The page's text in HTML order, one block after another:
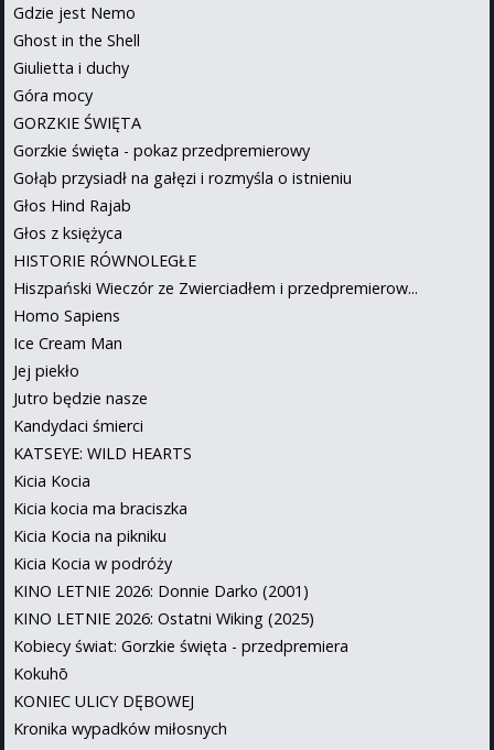
Gdzie jest Nemo
Ghost in the Shell
Giulietta i duchy
Góra mocy
GORZKIE ŚWIĘTA
Gorzkie święta - pokaz przedpremierowy
Gołąb przysiadł na gałęzi i rozmyśla o istnieniu
Głos Hind Rajab
Głos z księżyca
HISTORIE RÓWNOLEGŁE
Hiszpański Wieczór ze Zwierciadłem i przedpremierow...
Homo Sapiens
Ice Cream Man
Jej piekło
Jutro będzie nasze
Kandydaci śmierci
KATSEYE: WILD HEARTS
Kicia Kocia
Kicia kocia ma braciszka
Kicia Kocia na pikniku
Kicia Kocia w podróży
KINO LETNIE 2026: Donnie Darko (2001)
KINO LETNIE 2026: Ostatni Wiking (2025)
Kobiecy świat: Gorzkie święta - przedpremiera
Kokuhō
KONIEC ULICY DĘBOWEJ
Kronika wypadków miłosnych